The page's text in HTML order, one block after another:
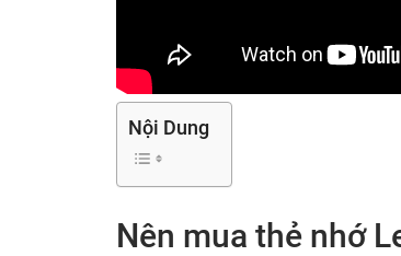
Nội Dung
Nên mua thẻ nhớ